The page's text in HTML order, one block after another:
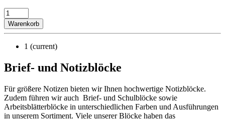
Warenkorb
1 (current)
Brief- und Notizblöcke
Für größere Notizen bieten wir Ihnen hochwertige Notizblöcke.
Zudem führen wir auch Brief- und Schulblöcke sowie
Arbeitsblätterblöcke in unterschiedlichen Farben und Ausführungen
in unserem Sortiment. Viele unserer Blöcke haben das